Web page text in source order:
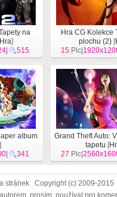
na
Hra]
515
Hra CG Kolekce
plochu (2) [
15Pic|
album
]
341
Grand Theft Auto:
tapetu [
27 Pic|
stránek Copyright (c) 2009-2015
prosím, používat pro